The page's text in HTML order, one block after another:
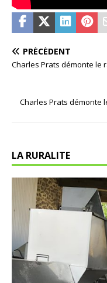
PRÉCÉDENT
Charles Prats démonte le
Charles Prats démonte
LA RURALITE